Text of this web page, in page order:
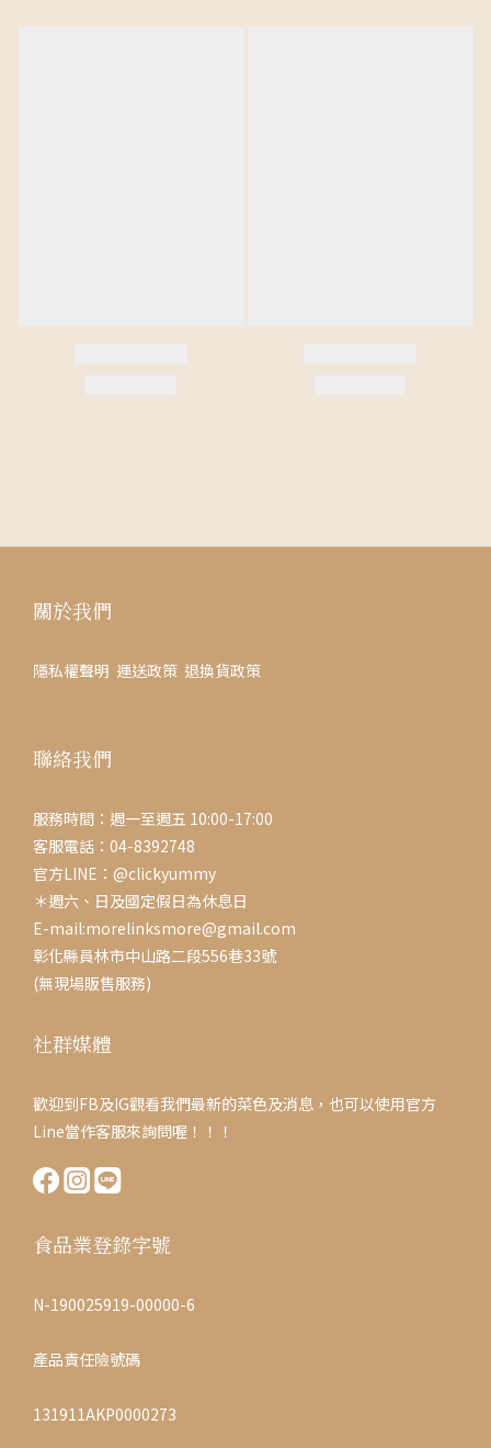
關於我們
隱私權聲明 運送政策 退換貨政策
聯絡我們
服務時間：週一至週五 10:00-17:00
客服電話：04-8392748
官方LINE：@clickyummy
＊週六、日及國定假日為休息日
E-mail:morelinksmore@gmail.com
彰化縣員林市中山路二段556巷33號
(無現場販售服務)
社群媒體
歡迎到FB及IG觀看我們最新的菜色及消息，也可以使用官方
Line當作客服來詢問喔！！！
食品業登錄字號
N-190025919-00000-6
產品責任險號碼
131911AKP0000273